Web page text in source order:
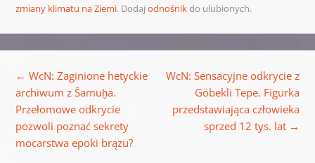
zmiany klimatu na Ziemi. Dodaj odnośnikdo ulubionych.
← WcN: Zaginione hetyckie
archiwum z Šamuḫa.
Przełomowe odkrycie
pozwoli poznać sekrety
mocarstwa epoki brązu?
WcN: Sensacyjne odkrycie z
Göbekli Tepe. Figurka
przedstawiająca człowieka
sprzed 12 tys. lat →